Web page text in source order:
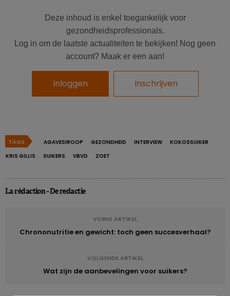
Deze inhoud is enkel toegankelijk voor
gezondheidsprofessionals.
Log in om de laatste actualiteiten te bekijken! Nog geen
account? Maak er een aan!
Inloggen Inschrijven
TAGS AGAVESIROOP GEZONDHEID INTERVIEW
KOKOSSUIKER
KRIS GILLIS
SUIKERS VBVD ZOET
La rédaction - De redactie
VORIG ARTIKEL
Chrononutritie en gewicht: toch geen succesverhaal?
VOLGENDE ARTIKEL
Wat zijn de aanbevelingen voor suikers?